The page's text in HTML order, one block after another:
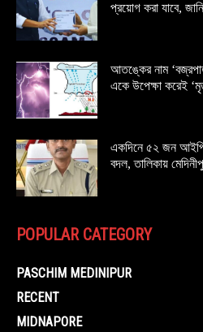
প্রয়োগ করা যাবে,
আতঙ্কের নাম
একে উপেক্ষা করেই
একদিনে ৫২ জন
বদল, তালিকায়
POPULAR CATEGORY
PASCHIM MEDINIPUR
RECENT
MIDNAPORE